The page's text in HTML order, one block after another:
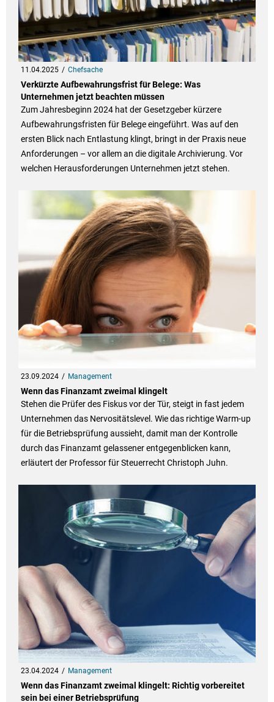
11.04.2025 Chefsache
Verkürzte Aufbewahrungsfrist für Belege: Was
Unternehmen jetzt beachten müssen
Zum Jahresbeginn 2024 hat der Gesetzgeber kürzere
Aufbewahrungsfristen für Belege eingeführt. Was auf den
ersten Blick nach Entlastung klingt, bringt in der Praxis neue
Anforderungen – vor allem an die digitale Archivierung. Vor
welchen Herausforderungen Unternehmen jetzt stehen.
23.09.2024 Management
Wenn das Finanzamt zweimal klingelt
Stehen die Prüfer des Fiskus vor der Tür, steigt in fast jedem
Unternehmen das Nervositätslevel. Wie das richtige Warm-up
für die Betriebsprüfung aussieht, damit man der Kontrolle
durch das Finanzamt gelassener entgegenblicken kann,
erläutert der Professor für Steuerrecht Christoph Juhn.
23.04.2024 Management
Wenn das Finanzamt zweimal klingelt: Richtig vorbereitet
sein bei einer Betriebsprüfung